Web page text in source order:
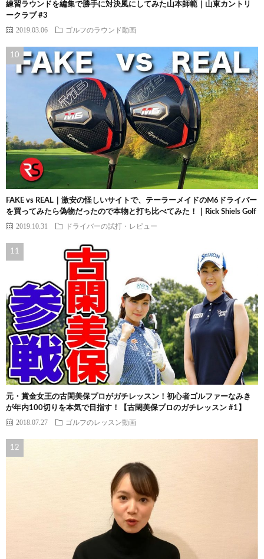
練習ラウンドを編集で勝手に対決風にしてみた山本師範｜山東カントリ
ークラブ #3
2019.03.06 ゴルフのラウンド動画
FAKE vs REAL｜激安の怪しいサイトで、テーラーメイドのM6ドライバー
を買ってみたら偽物だったので本物と打ち比べてみた！｜Rick Shiels Golf
2019.10.31 ドライバーの試打・レビュー
元・賞金女王の古閑美保プロがガチレッスン！初心者ゴルファーなみき
が年内100切りを本気で目指す！【古閑美保プロのガチレッスン #1】
2018.07.27 ゴルフのレッスン動画